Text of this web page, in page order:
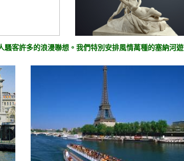
客許多的浪漫聯想。我們特別安排風情萬種的塞納河遊